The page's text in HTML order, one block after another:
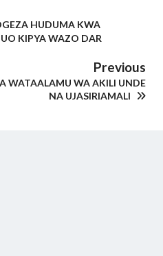
HUDUMA KWA
KIPYA WAZO DAR
Previous
WATAALAMU WA AKILI UNDE
NA UJASIRIAMALI